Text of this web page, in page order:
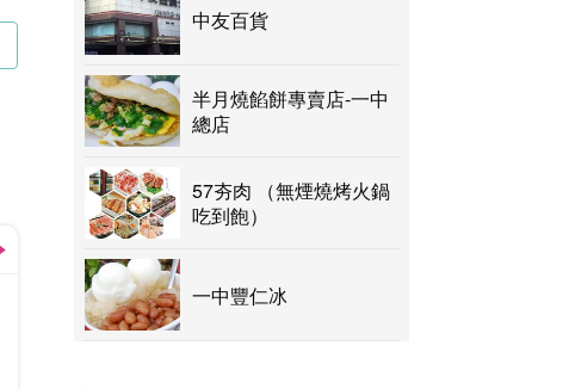
中友百貨
半月燒餡餅專賣店-一中
總店
57夯肉 （無煙燒烤火鍋
吃到飽）
一中豐仁冰